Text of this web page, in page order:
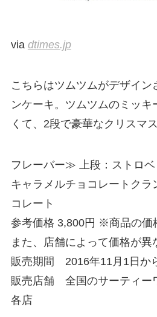
via dtimes.jp
こちらはツムツムがデザイン
ンケーキ。ツムツムのミッキ
くて、2段で豪華なクリスマ
フレーバー≫ 上段：ストロベ
キャラメルチョコレートクラ
コレート
参考価格 3,800円 ※商品の価
また、店舗によって価格が異
販売期間 2016年11月1日か
販売店舗 全国のサーティー
各店